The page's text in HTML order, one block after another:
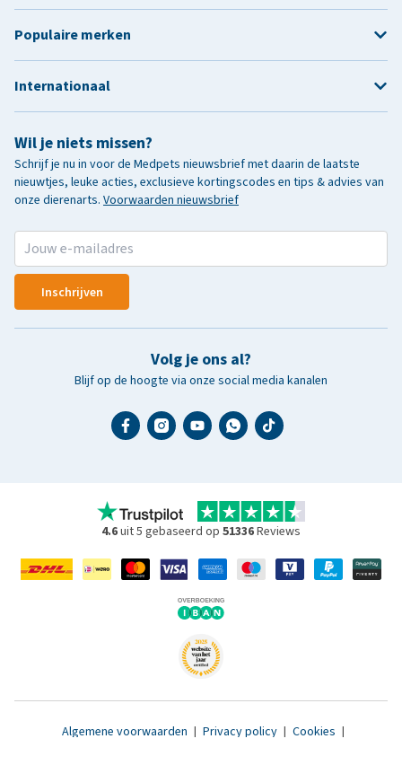
Wil je niets missen?
Schrijf je nu in voor de Medpets nieuwsbrief met daarin de laatste
nieuwtjes, leuke acties, exclusieve kortingscodes en tips & advies van
onze dierenarts. Voorwaarden nieuwsbrief
Inschrijven
Volg je ons al?
Blijf op de hoogte via onze social media kanalen
Populaire merken
Internationaal
4.6uit 5 gebaseerd op 51336Reviews
Algemene voorwaarden | Privacy policy | Cookies |